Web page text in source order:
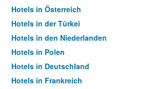
Hotels in Österreich
Hotels in der Türkei
Hotels in den Niederlanden
Hotels in Polen
Hotels in Deutschland
Hotels in Frankreich